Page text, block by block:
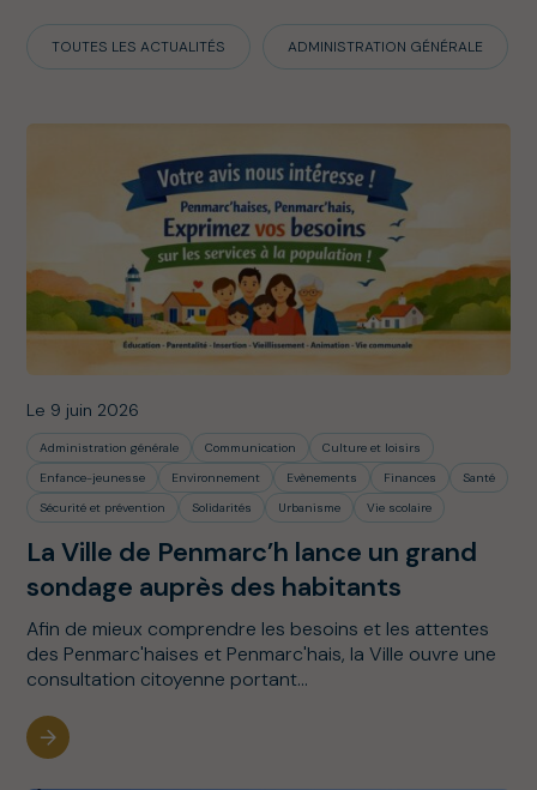
TOUTES LES ACTUALITÉS ADMINISTRATION GÉNÉRALE
Le 9 juin 2026
Administration générale Communication
Culture et loisirs
Enfance-jeunesse
Environnement Evènements Finances
Santé
Sécurité et prévention
Solidarités Urbanisme Vie scolaire
La Ville de Penmarc’h lance un grand
sondage auprès des habitants
Afin de mieux comprendre les besoins et les attentes
des Penmarc'haises et Penmarc'hais, la Ville ouvre une
consultation citoyenne portant...